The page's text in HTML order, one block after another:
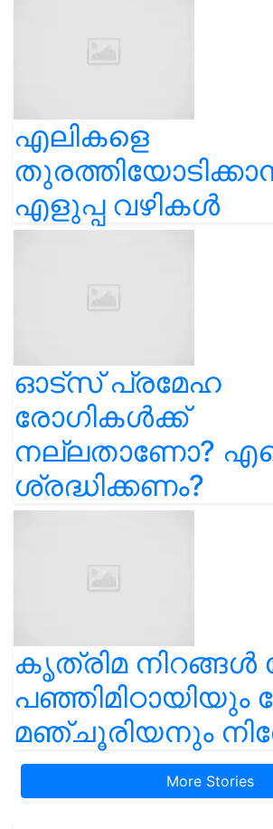
എലികളെ
എളുപ്പ വഴികൾ
ഓട്സ് പ്രമേഹ
രോഗികൾക്ക്
നല്ലതാണോ?
ശ്രദ്ധിക്കണം?
കൃത്രിമ നിറങ്ങൾ
പഞ്ഞിമിഠായിയും
മഞ്ചൂരിയനും
More Stories